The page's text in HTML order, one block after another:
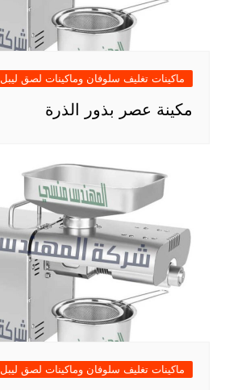
ماكينات تغليف سلوفان وماكينات لصق ليبل
مكينة عصر بذور الذرة
ماكينات تغليف سلوفان وماكينات لصق ليبل